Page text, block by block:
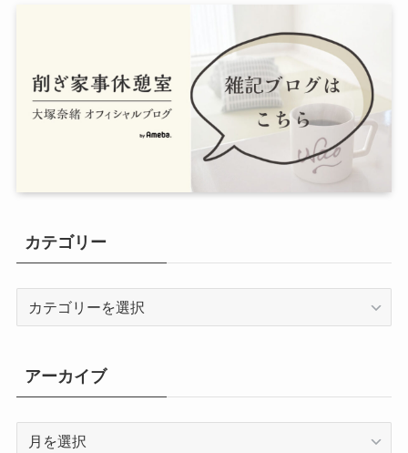
カテゴリー
リ
ー
アーカイブ